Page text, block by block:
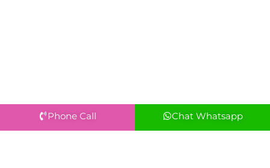
Phone Call Chat Whatsapp